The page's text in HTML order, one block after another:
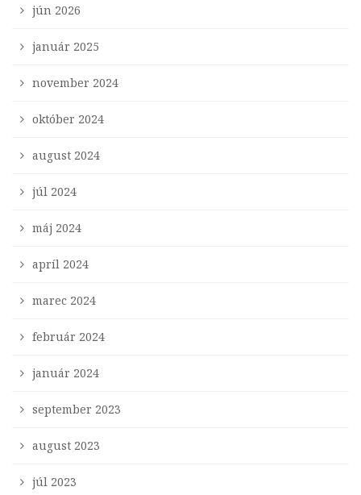
jún 2026
január 2025
november 2024
október 2024
august 2024
júl 2024
máj 2024
apríl 2024
marec 2024
február 2024
január 2024
september 2023
august 2023
júl 2023